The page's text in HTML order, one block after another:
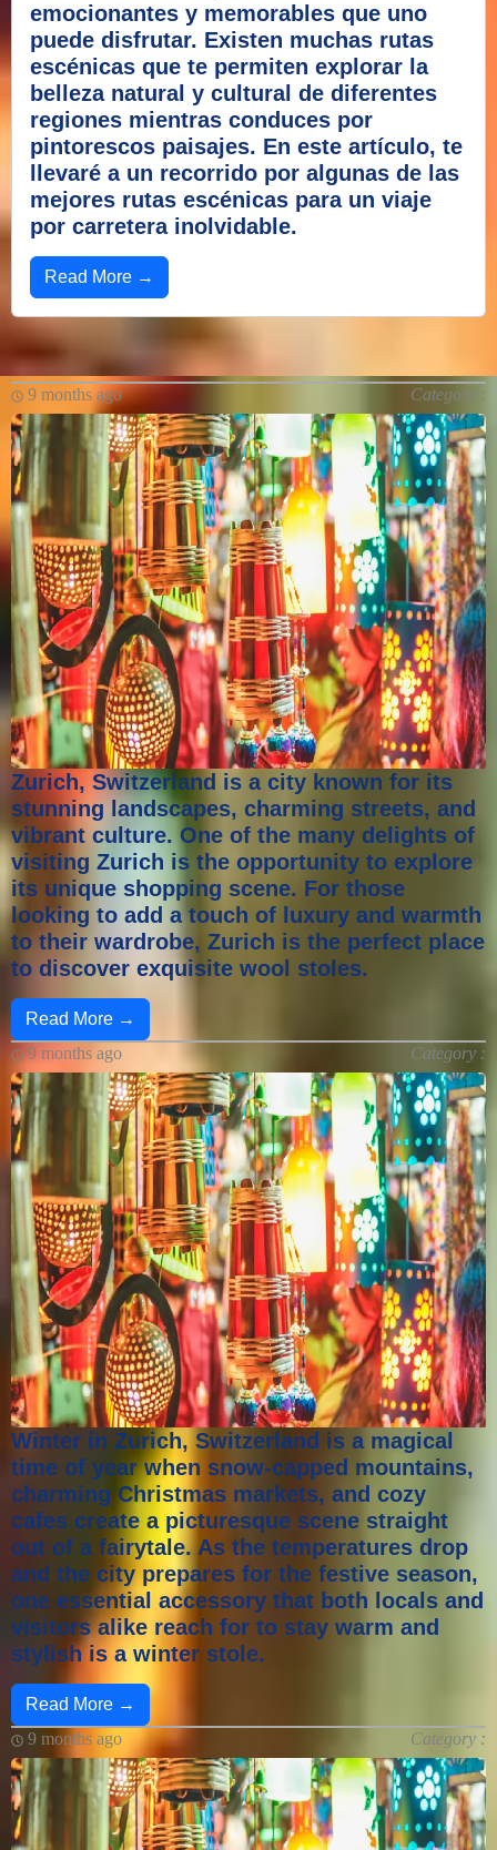
emocionantes y memorables que uno
puede disfrutar. Existen muchas rutas
escénicas que te permiten explorar la
belleza natural y cultural de diferentes
regiones mientras conduces por
pintorescos paisajes. En este artículo, te
llevaré a un recorrido por algunas de las
mejores rutas escénicas para un viaje
por carretera inolvidable.
Read More →
9 months ago Category :
Zurich, Switzerland is a city known for its
stunning landscapes, charming streets, and
vibrant culture. One of the many delights of
visiting Zurich is the opportunity to explore
its unique shopping scene. For those
looking to add a touch of luxury and warmth
to their wardrobe, Zurich is the perfect place
to discover exquisite wool stoles.
Read More →
9 months ago
Category :
Winter in Zurich, Switzerland is a magical
time of year when snow-capped mountains,
charming Christmas markets, and cozy
cafes create a picturesque scene straight
out of a fairytale. As the temperatures drop
and the city prepares for the festive season,
one essential accessory that both locals and
visitors alike reach for to stay warm and
stylish is a winter stole.
Read More →
9 months ago
Category :